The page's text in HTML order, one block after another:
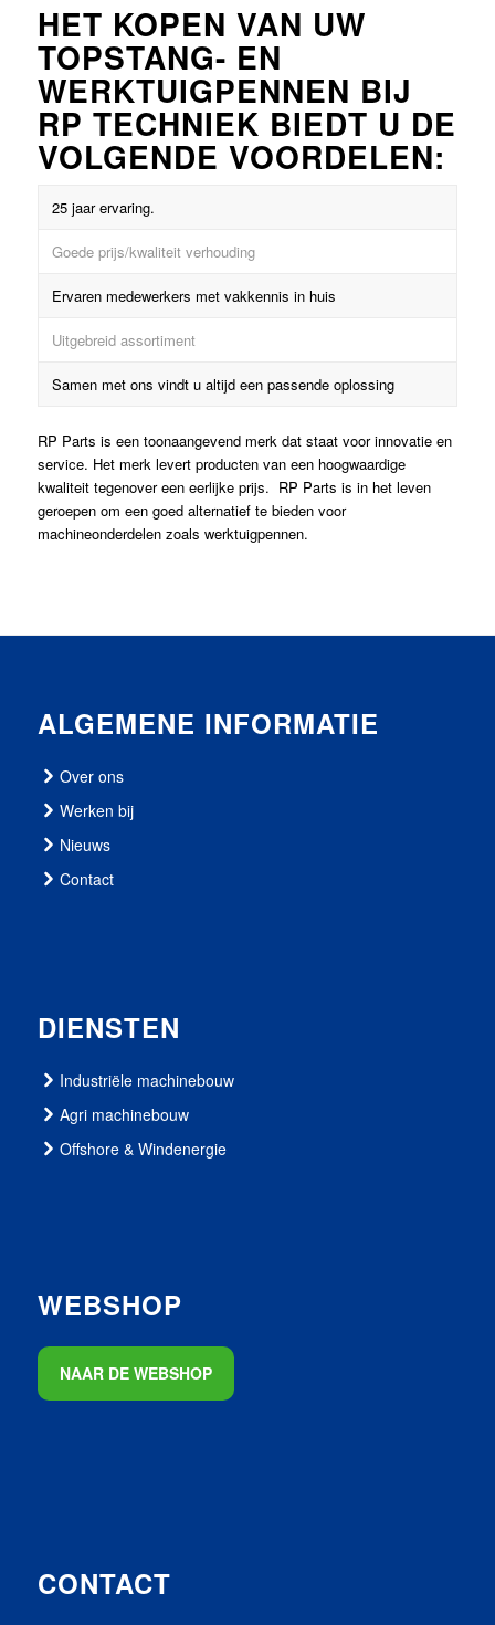
HET KOPEN VAN UW
TOPSTANG- EN
WERKTUIGPENNEN BIJ
RP TECHNIEK BIEDT U DE
VOLGENDE VOORDELEN:
25 jaar ervaring.
Goede prijs/kwaliteit verhouding
Ervaren medewerkers met vakkennis in huis
Uitgebreid assortiment
Samen met ons vindt u altijd een passende oplossing
RP Parts is een toonaangevend merk dat staat voor innovatie en
service. Het merk levert producten van een hoogwaardige
kwaliteit tegenover een eerlijke prijs. RP Parts is in het leven
geroepen om een goed alternatief te bieden voor
machineonderdelen zoals werktuigpennen.
ALGEMENE INFORMATIE
Over ons
Werken bij
Nieuws
Contact
DIENSTEN
Industriële machinebouw
Agri machinebouw
Offshore & Windenergie
WEBSHOP
NAAR DE WEBSHOP
CONTACT